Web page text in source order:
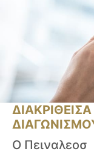
ΔΙΑΓΩΝΙΣΜΟΥ
Ο Πειναλεοσ